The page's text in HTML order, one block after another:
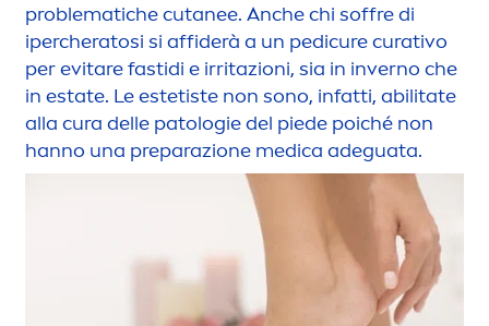
problematiche cutanee. Anche chi soffre di
ipercheratosi si affiderà a un pedicure curativo
per evitare fastidi e irritazioni, sia in inverno che
in estate. Le estetiste non sono, infatti, abilitate
alla cura delle patologie del piede poiché non
hanno una preparazione medica adeguata.